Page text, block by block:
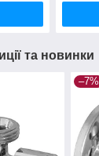
та новинки
–7%